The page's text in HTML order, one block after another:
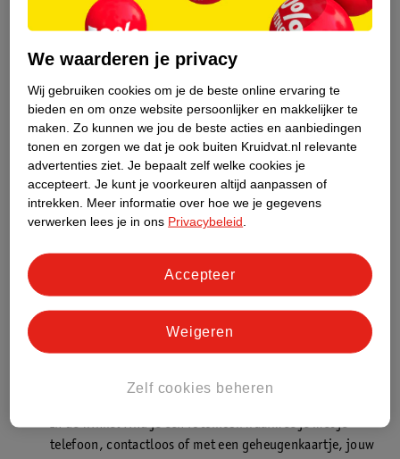
Kruidvat is een erkend specialist in
zelfzorg, ook online. Wat je
gezondheidsvraag ook is, stel hem aan
Stel je gezondheidsvraag
Ook in deze winkel
Kruidvat.nl ophaalpunt
Laat je bestelling snel en gemakkelijk bezorgen in de
Kruidvat is een gecertificeerd drogist. Dit betekent dat je
In de winkel vind je een fotokiosk waarmee je met je
telefoon, contactloos of met een geheugenkaartje, jouw
We waarderen je privacy
Wij gebruiken cookies om je de beste online ervaring te
bieden en om onze website persoonlijker en makkelijker te
maken. Zo kunnen we jou de beste acties en aanbiedingen
tonen en zorgen we dat je ook buiten Kruidvat.nl relevante
advertenties ziet. Je bepaalt zelf welke cookies je
accepteert. Je kunt je voorkeuren altijd aanpassen of
intrekken.
Meer informatie over hoe we je gegevens
verwerken lees je in ons Privacybeleid
Zelf cookies beheren
Weigeren
Accepteer